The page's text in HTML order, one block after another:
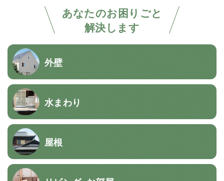
あなたのお困りごと
解決します
外壁
水まわり
屋根